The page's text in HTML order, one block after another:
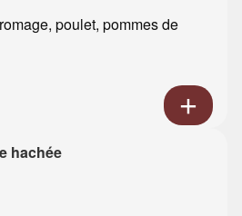
poulet, pommes de
hachée